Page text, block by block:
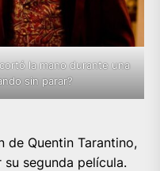
la mano durante una
sin parar?
Quentin Tarantino,
segunda película.